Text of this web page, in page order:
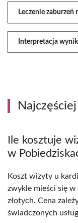
Leczenie zaburzeń
Interpretacja
Ile kosztuje
w
Koszt wizyty u
zwykle mieści się
złotych. Cena
świadczonych